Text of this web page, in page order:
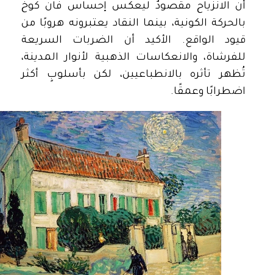
أن الانزياح مقصودٌ ليعكس إحساس فان كوخ
بالحركة الكونية، بينما النقاد يعتبرونه هروبًا من
قيود الواقع. الأكيد أن الضربات السريعة
للفرشاة، والانعكاسات الذهبية لأنوار المدينة،
تُظهر تأثره بالانطباعيين، لكن بأسلوبٍ أكثر
اضطرابًا وعمقًا.